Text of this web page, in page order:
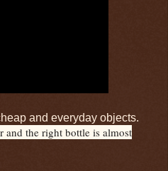
and everyday objects.
the right bottle is almost